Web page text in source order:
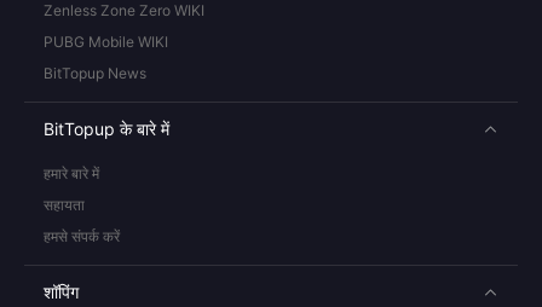
Zenless Zone Zero WIKI
PUBG Mobile WIKI
BitTopup News
BitTopup के बारे में
हमारे बारे में
सहायता
हमसे संपर्क करें
शॉपिंग